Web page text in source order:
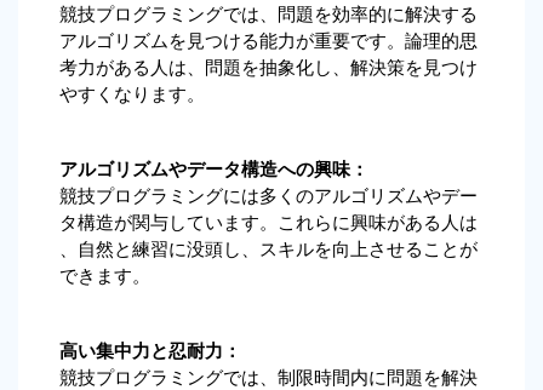
競技プログラミングでは、問題を効率的に解決する
アルゴリズムを見つける能力が重要です。論理的思
考力がある人は、問題を抽象化し、解決策を見つけ
やすくなります。
アルゴリズムやデータ構造への興味：
競技プログラミングには多くのアルゴリズムやデー
タ構造が関与しています。これらに興味がある人は
、自然と練習に没頭し、スキルを向上させることが
できます。
高い集中力と忍耐力：
競技プログラミングでは、制限時間内に問題を解決